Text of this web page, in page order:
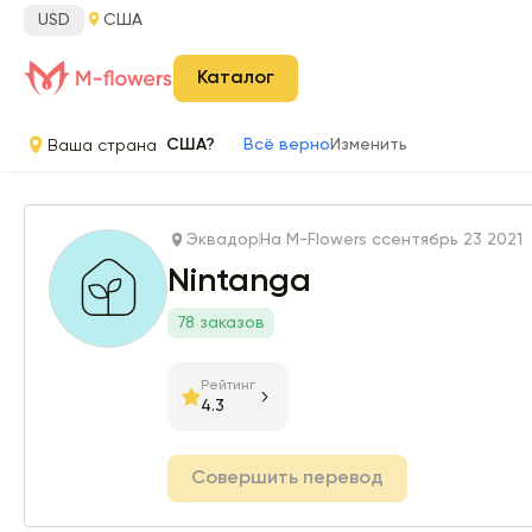
USD США
Каталог
Ваша страна США? Всё верно Изменить
Эквадор На M-Flowers ссентябрь 23 2021
Nintanga
78 заказов
Рейтинг
4.3
Совершить перевод